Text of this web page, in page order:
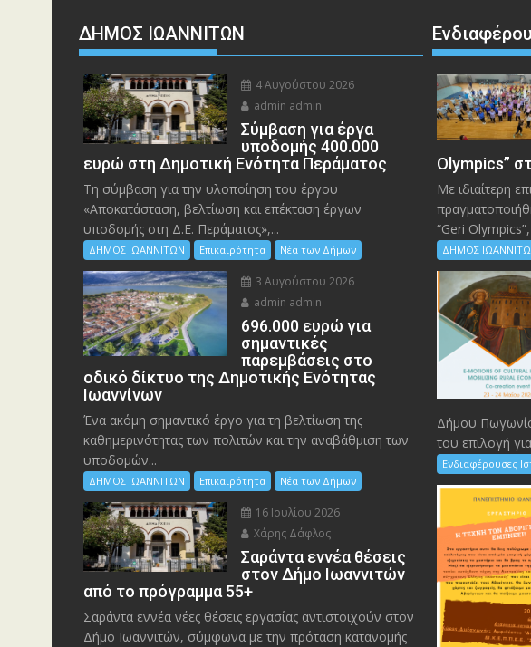
ΔΗΜΟΣ ΙΩΑΝΝΙΤΩΝ
4 Αυγούστου 2026
admin admin
Σύμβαση για έργα
υποδομής 400.000
ευρώ στη Δημοτική Ενότητα Περάματος
Τη σύμβαση για την υλοποίηση του έργου
«Αποκατάσταση, βελτίωση και επέκταση έργων
υποδομής στη Δ.Ε. Περάματος»,...
ΔΗΜΟΣ ΙΩΑΝΝΙΤΩΝ Επικαιρότητα Νέα των Δήμων
3 Αυγούστου 2026
admin admin
696.000 ευρώ για
σημαντικές
παρεμβάσεις στο
οδικό δίκτυο της Δημοτικής Ενότητας
Ιωαννίνων
Ένα ακόμη σημαντικό έργο για τη βελτίωση της
καθημερινότητας των πολιτών και την αναβάθμιση των
υποδομών...
ΔΗΜΟΣ ΙΩΑΝΝΙΤΩΝ Επικαιρότητα Νέα των Δήμων
16 Ιουλίου 2026
Χάρης Δάφλος
Σαράντα εννέα θέσεις
στον Δήμο Ιωαννιτών
από το πρόγραμμα 55+
Σαράντα εννέα νέες θέσεις εργασίας αντιστοιχούν στον
Δήμο Ιωαννιτών, σύμφωνα με την πρόταση κατανομής
Olympics”
Με ιδιαίτερη
“Geri
ΔΗΜΟΣ
Δήμου
του επιλογή
Ενδιαφέρουσες